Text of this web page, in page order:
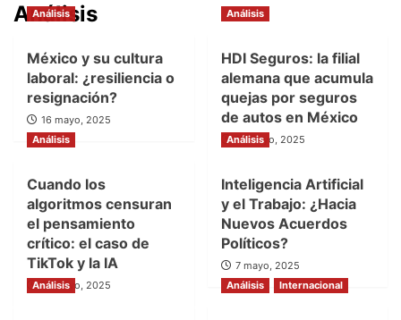
Análisis
Análisis
México y su cultura
laboral: ¿resiliencia o
resignación?
16 mayo, 2025
Análisis
HDI Seguros: la filial
alemana que acumula
quejas por seguros
de autos en México
12 mayo, 2025
Análisis
Cuando los
algoritmos censuran
el pensamiento
crítico: el caso de
TikTok y la IA
10 mayo, 2025
Análisis
Inteligencia Artificial
y el Trabajo: ¿Hacia
Nuevos Acuerdos
Políticos?
7 mayo, 2025
Análisis
Análisis Internacional